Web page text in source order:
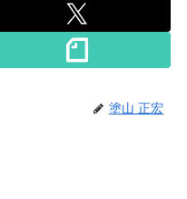
塗山 正宏